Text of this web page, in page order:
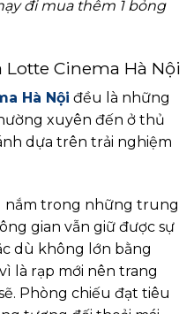
đi mua thêm 1 bỏng
Lotte Cinema Hà Nội
Hà Nội đều là những
xuyên đến ở thủ
dựa trên trải nghiệm
nắm trong những trung
gian vẫn giữ được sự
dù không lớn bằng
là rạp mới nên trang
Phòng chiếu đạt tiêu